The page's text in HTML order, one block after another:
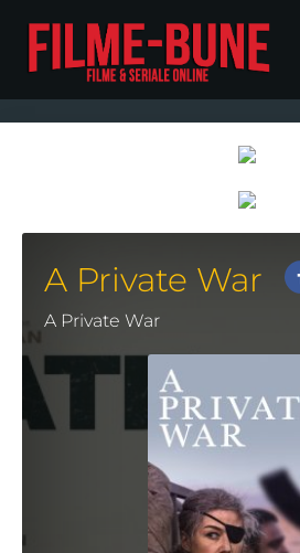
A Private War
A Private War